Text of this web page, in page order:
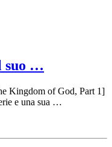
suo …
Kingdom of God, Part 1]
e una sua …